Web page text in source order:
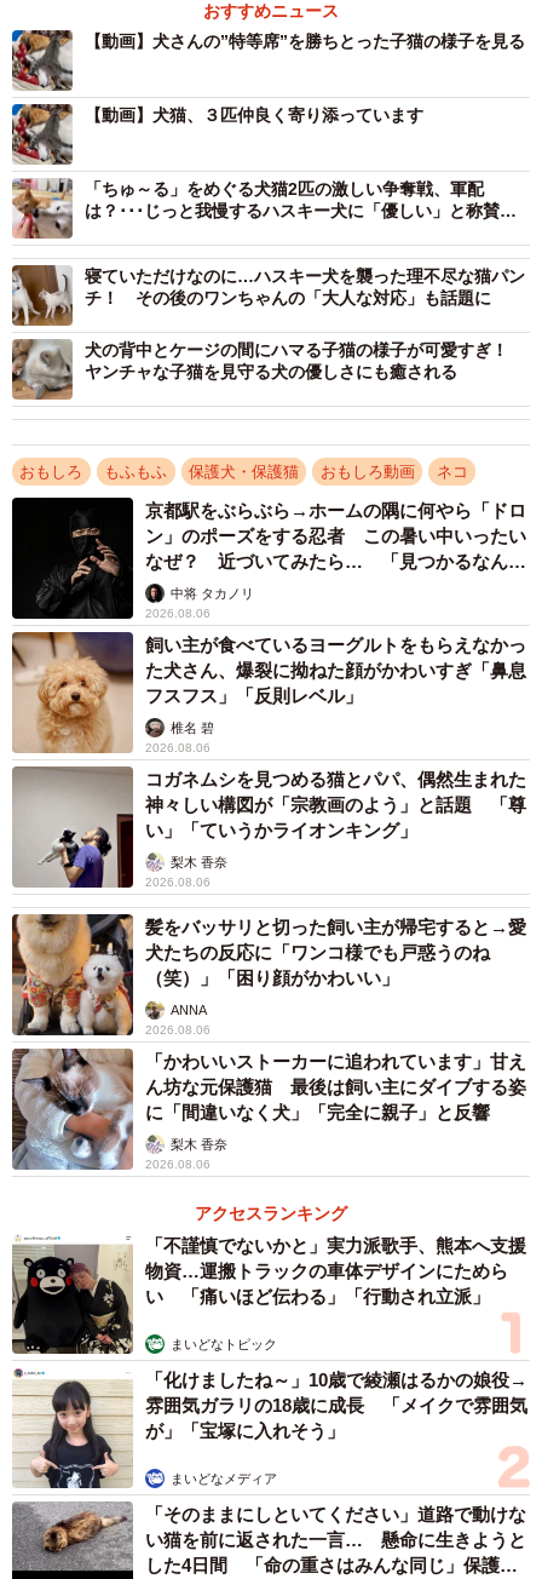
1/7
犬の背中で繰り広げられた子猫同士のバトル。気にせず爆睡する犬が話
題に（かもしかさん提供、Twitterよりキャプチャ撮影）
子猫のバトルに気にせず熟睡するハスキー犬 実
は疲れて寝ていた？
――サンちゃんとレンくんのバトル。ユキちゃんの背中で
寝ていたところを、レンくんはサンちゃんにちょかいを出
されたようですが…バトルが起きたきっかけを教えてくだ
「レンとサンは仲良しでよくじゃれて遊んでます。今回も
サンがレンにちょっかいをかけに行ったのがきっかけで
す」
2/7
レンくん（下の茶トラ）にちょっかいを出すサンちゃん（かもしかさん
提供、Twitterよりキャプチャ撮影）
おすすめニュース
【動画】犬さんの”特等席”を勝ちとった子猫の様子を見る
【動画】犬猫、３匹仲良く寄り添っています
「ちゅ～る」をめぐる犬猫2匹の激しい争奪戦、軍配
は？･･･じっと我慢するハスキー犬に「優しい」と称賛の
寝ていただけなのに…ハスキー犬を襲った理不尽な猫パン
チ！ その後のワンちゃんの「大人な対応」も話題に
犬の背中とケージの間にハマる子猫の様子が可愛すぎ！
ヤンチャな子猫を見守る犬の優しさにも癒される
おもしろ もふもふ 保護犬・保護猫 おもしろ動画 ネコ
京都駅をぶらぶら→ホームの隅に何やら「ドロ
ン」のポーズをする忍者 この暑い中いったい
なぜ？ 近づいてみたら… 「見つかるなんて
未熟」中将 タカノリ
2026.08.06
飼い主が食べているヨーグルトをもらえなかっ
た犬さん、爆裂に拗ねた顔がかわいすぎ「鼻息
フスフス」「反則レベル」
椎名 碧
2026.08.06
コガネムシを見つめる猫とパパ、偶然生まれた
神々しい構図が「宗教画のよう」と話題 「尊
い」「ていうかライオンキング」
梨木 香奈
2026.08.06
髪をバッサリと切った飼い主が帰宅すると→愛
犬たちの反応に「ワンコ様でも戸惑うのね
（笑）」「困り顔がかわいい」
ANNA
2026.08.06
「かわいいストーカーに追われています」甘え
ん坊な元保護猫 最後は飼い主にダイブする姿
に「間違いなく犬」「完全に親子」と反響
梨木 香奈
2026.08.06
アクセスランキング
「不謹慎でないかと」実力派歌手、熊本へ支援
物資…運搬トラックの車体デザインにためら
い 「痛いほど伝わる」「行動され立派」
まいどなトピック
「化けましたね～」10歳で綾瀬はるかの娘役→
雰囲気ガラリの18歳に成長 「メイクで雰囲気
が」「宝塚に入れそう」
まいどなメディア
「そのままにしといてください」道路で動けな
い猫を前に返された一言… 懸命に生きようと
した4日間 「命の重さはみんな同じ」保護団